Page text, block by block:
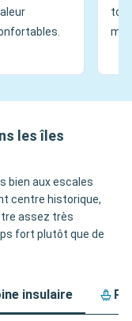
les îles
bien aux escales
centre historique,
assez très
fort plutôt que de
insulaire